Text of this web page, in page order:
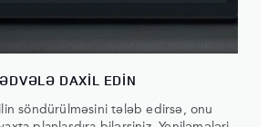
DAXİL EDİN
söndürülməsini tələb edirsə, onu